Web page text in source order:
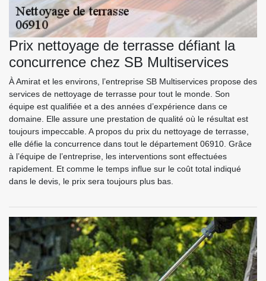
Prix nettoyage de terrasse défiant la
concurrence chez SB Multiservices
À Amirat et les environs, l’entreprise SB Multiservices propose des
services de nettoyage de terrasse pour tout le monde. Son
équipe est qualifiée et a des années d’expérience dans ce
domaine. Elle assure une prestation de qualité où le résultat est
toujours impeccable. A propos du prix du nettoyage de terrasse,
elle défie la concurrence dans tout le département 06910. Grâce
à l’équipe de l’entreprise, les interventions sont effectuées
rapidement. Et comme le temps influe sur le coût total indiqué
dans le devis, le prix sera toujours plus bas.